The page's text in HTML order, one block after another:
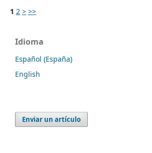
1 2 > >>
Idioma
Español (España)
English
Enviar un artículo